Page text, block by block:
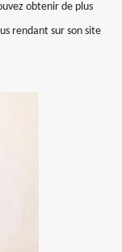
obtenir de plus
rendant sur son site